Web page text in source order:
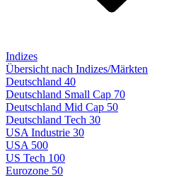
Indizes
Übersicht nach Indizes/Märkten
Deutschland 40
Deutschland Small Cap 70
Deutschland Mid Cap 50
Deutschland Tech 30
USA Industrie 30
USA 500
US Tech 100
Eurozone 50